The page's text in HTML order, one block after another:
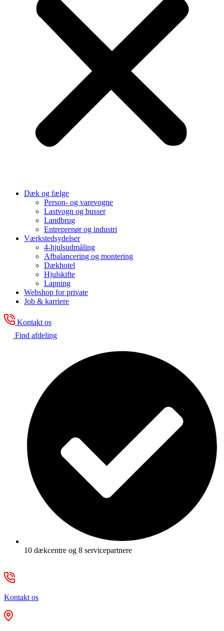
Dæk og fælge
Person- og varevogne
Lastvogn og busser
Landbrug
Entreprenør og industri
Værkstedsydelser
4-hjulsudmåling
Afbalancering og montering
Dækhotel
Hjulskifte
Lapning
Webshop for private
Job & karriere
Kontakt os
Find afdeling
10 dækcentre og 8 servicepartnere
Kontakt os